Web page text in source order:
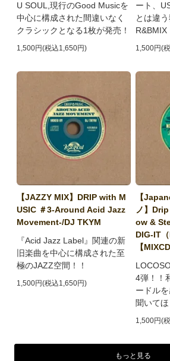
U SOUL,現行のGood Musicを
中心に構成された間違いなく
クラシックとなる1枚が発売！
1,500円(税込1,650円)
ート、
とは違
R&BMIX
1,500円(
【JAZZY MIX】DRIP with M
USIC ＃3-Around Acid Jazz
Movement-/DJ TKYM
『Acid Jazz Label』関連の新
旧楽曲を中心に構成された至
極のJAZZ空間！！
1,500円(税込1,650円)
【
ノ】
ow &
DIG-IT
【MIXCD
4弾！！
ードル
聞いて
1,500円(
もっと見る